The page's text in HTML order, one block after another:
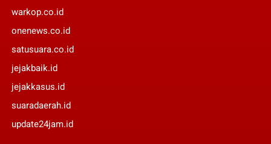
warkop.co.id
onenews.co.id
satusuara.co.id
jejakbaik.id
jejakkasus.id
suaradaerah.id
update24jam.id